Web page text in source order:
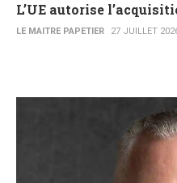
L’UE autorise
LE MAITRE PAPETIER 27 JUILLET